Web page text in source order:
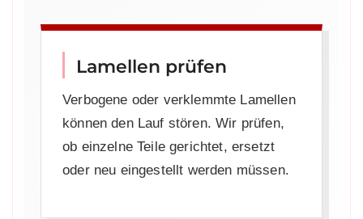
Lamellen prüfen
Verbogene oder verklemmte Lamellen
können den Lauf stören. Wir prüfen,
ob einzelne Teile gerichtet, ersetzt
oder neu eingestellt werden müssen.